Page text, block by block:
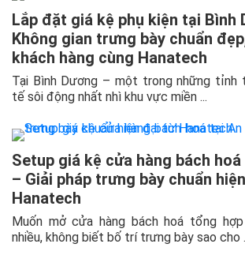
Lắp đặt giá kệ phụ kiện tại Bình
Không gian trưng bày chuẩn
khách hàng cùng Hanatech
Tại Bình Dương – một trong những tỉnh
tế sôi động nhất nhì khu vực miền ...
Setup giá kệ cửa hàng bách
– Giải pháp trưng bày chuẩn
Hanatech
Muốn mở cửa hàng bách hoá tổng
nhiều, không biết bố trí trưng bày sao cho